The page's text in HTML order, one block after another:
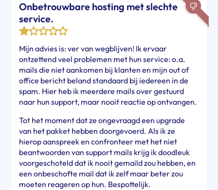
Onbetrouwbare hosting met slechte
service.
Mijn advies is: ver van wegblijven! Ik ervaar
ontzettend veel problemen met hun service: o.a.
mails die niet aankomen bij klanten en mijn out of
office bericht beland standaard bij iedereen in de
spam. Hier heb ik meerdere mails over gestuurd
naar hun support, maar nooit reactie op ontvangen.
Tot het moment dat ze ongevraagd een upgrade
van het pakket hebben doorgevoerd. Als ik ze
hierop aanspreek en confronteer met het niet
beantwoorden van support mails krijg ik doodleuk
voorgeschoteld dat ik nooit gemaild zou hebben, en
een onbeschofte mail dat ik zelf maar beter zou
moeten reageren op hun. Bespottelijk.